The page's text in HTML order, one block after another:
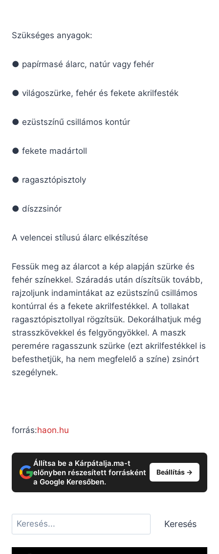
Szükséges anyagok:
● papírmasé álarc, natúr vagy fehér
● világoszürke, fehér és fekete akrilfesték
● ezüstszínű csillámos kontúr
● fekete madártoll
● ragasztópisztoly
● díszzsinór
A velencei stílusú álarc elkészítése
Fessük meg az álarcot a kép alapján szürke és
fehér színekkel. Száradás után díszítsük tovább,
rajzoljunk indamintákat az ezüstszínű csillámos
kontúrral és a fekete akrilfestékkel. A tollakat
ragasztópisztollyal rögzítsük. Dekorálhatjuk még
strasszkövekkel és felgyöngyökkel. A maszk
peremére ragasszunk szürke (ezt akrilfestékkel is
befesthetjük, ha nem megfelelő a színe) zsinórt
szegélynek.
forrás:haon.hu
Állítsa be a Kárpátalja.ma-t
előnyben részesített forrásként
a Google Keresőben.
Beállítás →
Keresés Keresés